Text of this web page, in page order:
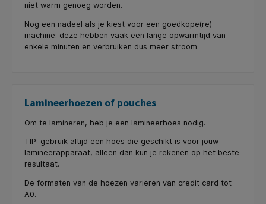
niet warm genoeg worden.
Nog een nadeel als je kiest voor een goedkope(re)
machine: deze hebben vaak een lange opwarmtijd van
enkele minuten en verbruiken dus meer stroom.
Lamineerhoezen of pouches
Om te lamineren, heb je een lamineerhoes nodig.
TIP: gebruik altijd een hoes die geschikt is voor jouw
lamineerapparaat, alleen dan kun je rekenen op het beste
resultaat.
De formaten van de hoezen variëren van credit card tot
A0.